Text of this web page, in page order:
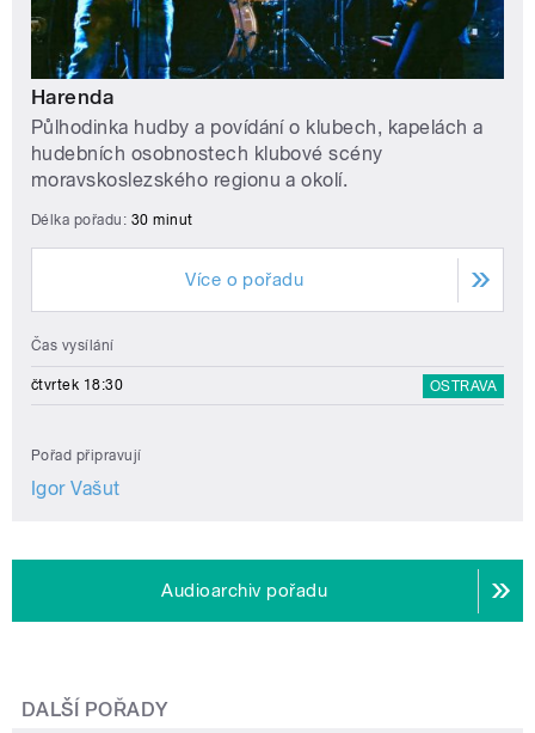
Harenda
Půlhodinka hudby a povídání o klubech, kapelách a
hudebních osobnostech klubové scény
moravskoslezského regionu a okolí.
Délka pořadu: 30 minut
Více o pořadu
Čas vysílání
čtvrtek 18:30 OSTRAVA
Pořad připravují
Igor Vašut
Audioarchiv pořadu
DALŠÍ POŘADY